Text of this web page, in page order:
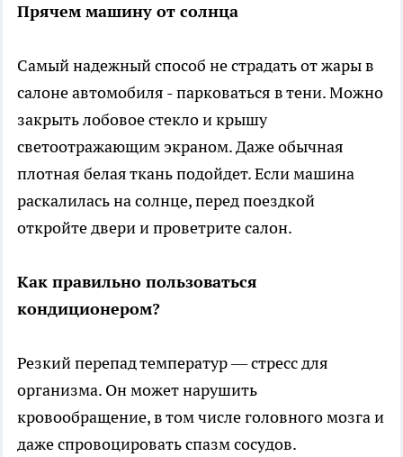
Прячем машину от солнца
Самый надежный способ не страдать от жары в
салоне автомобиля - парковаться в тени. Можно
закрыть лобовое стекло и крышу
светоотражающим экраном. Даже обычная
плотная белая ткань подойдет. Если машина
раскалилась на солнце, перед поездкой
откройте двери и проветрите салон.
Как правильно пользоваться
кондиционером?
Резкий перепад температур — стресс для
организма. Он может нарушить
кровообращение, в том числе головного мозга и
даже спровоцировать спазм сосудов.